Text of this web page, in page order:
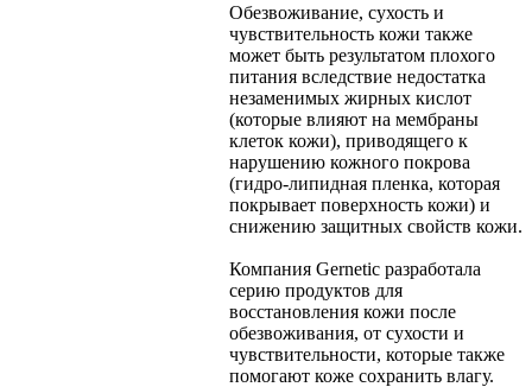
Обезвоживание, сухость и
чувствительность кожи также
может быть результатом плохого
питания вследствие недостатка
незаменимых жирных кислот
(которые влияют на мембраны
клеток кожи), приводящего к
нарушению кожного покрова
(гидро-липидная пленка, которая
покрывает поверхность кожи) и
снижению защитных свойств кожи.
Компания Gernetic разработала
серию продуктов для
восстановления кожи после
обезвоживания, от сухости и
чувствительности, которые также
помогают коже сохранить влагу.